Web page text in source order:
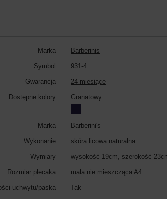
Marka Barberinis
Symbol 931-4
Gwarancja 24 miesiące
Dostępne kolory Granatowy
Marka Barberini's
Wykonanie skóra licowa naturalna
Wymiary wysokość 19cm, szerokość
Rozmiar plecaka mała nie mieszcząca A4
uchwytu/paska Tak